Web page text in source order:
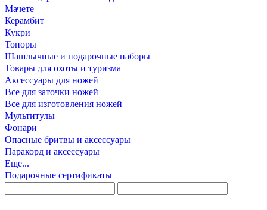
Мачете
Керамбит
Кукри
Топоры
Шашлычные и подарочные наборы
Товары для охоты и туризма
Аксессуары для ножей
Все для заточки ножей
Все для изготовления ножей
Мультитулы
Фонари
Опасные бритвы и аксессуары
Паракорд и аксессуары
Еще...
Подарочные сертификаты